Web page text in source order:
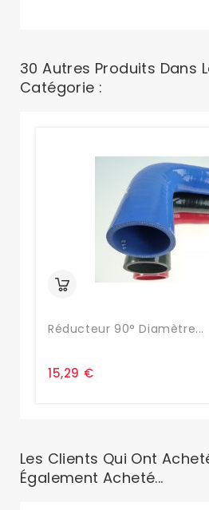
30 Autres Produits Dans
Catégorie :
Réducteur 90° Diamètre...
15,29 €
Les Clients Qui Ont
Également Acheté...